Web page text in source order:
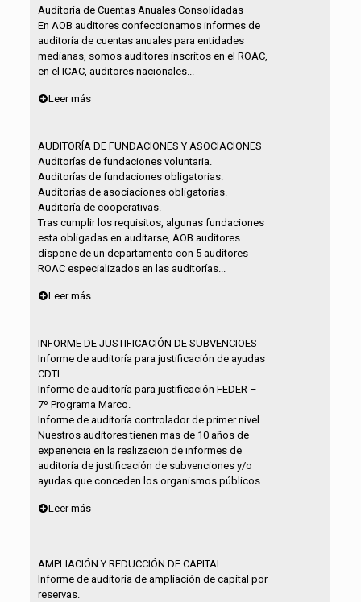
Auditoria de Cuentas Anuales Consolidadas
En AOB auditores confeccionamos informes de
auditoría de cuentas anuales para entidades
medianas, somos auditores inscritos en el ROAC,
en el ICAC, auditores nacionales...
Leer más
AUDITORÍA DE FUNDACIONES Y ASOCIACIONES
Auditorías de fundaciones voluntaria.
Auditorías de fundaciones obligatorias.
Auditorías de asociaciones obligatorias.
Auditoría de cooperativas.
Tras cumplir los requisitos, algunas fundaciones
esta obligadas en auditarse, AOB auditores
dispone de un departamento con 5 auditores
ROAC especializados en las auditorías...
Leer más
INFORME DE JUSTIFICACIÓN DE SUBVENCIOES
Informe de auditoría para justificación de ayudas
CDTI.
Informe de auditoría para justificación FEDER –
7º Programa Marco.
Informe de auditoría controlador de primer nivel.
Nuestros auditores tienen mas de 10 años de
experiencia en la realizacion de informes de
auditoría de justificación de subvenciones y/o
ayudas que conceden los organismos públicos...
Leer más
AMPLIACIÓN Y REDUCCIÓN DE CAPITAL
Informe de auditoría de ampliación de capital por
reservas.